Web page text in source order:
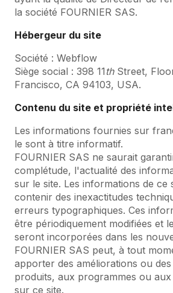
la société FOURNIER SAS.
Hébergeur du site
Société : Webflow
Siège social : 398 11 thStreet,
Francisco, CA 94103, USA.
Contenu du site et propriété
Les informations fournies sur
le sont à titre informatif.
FOURNIER SAS ne saurait
complétude, l'actualité des
sur le site. Les informations de ce
contenir des inexactitudes
erreurs typographiques. Ces
être périodiquement modifiées et
seront incorporées dans les
FOURNIER SAS peut, à tout
apporter des améliorations ou
produits, aux programmes ou
sur ce site.